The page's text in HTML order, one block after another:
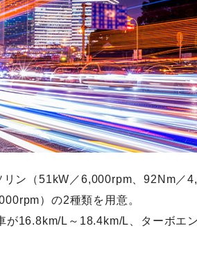
ン（51kW／6,000rpm、92Nm／
）の2種類を用意。
が16.8km/L～18.4km/L、ターボエ